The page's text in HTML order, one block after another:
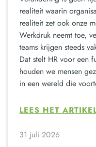
realiteit waarin
realiteit zet ook onze
Werkdruk neemt toe,
teams krijgen steeds
Dat stelt HR voor een
houden we mensen
in een wereld die
LEES HET
31 juli 2026